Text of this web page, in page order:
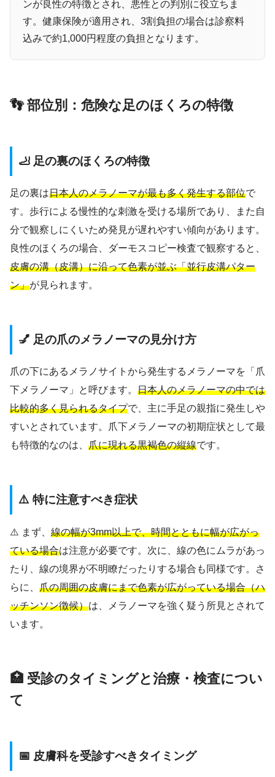
ンが良性の特徴とされ、悪性との判別に役立ちま
す。健康保険が適用され、3割負担の場合は診察料
込みで約1,000円程度の負担となります。
👣 部位別：危険な足のほくろの特徴
🦶 足の裏のほくろの特徴
足の裏は日本人のメラノーマが最も多く発生する部位で
す。歩行による慢性的な刺激を受ける場所であり、また自
分で観察しにくいため発見が遅れやすい傾向があります。
良性のほくろの場合、ダーモスコピー検査で観察すると、
皮膚の溝（皮溝）に沿って色素が並ぶ「並行皮溝パター
ン」が見られます。
💅 足の爪のメラノーマの見分け方
爪の下にあるメラノサイトから発生するメラノーマを「爪
下メラノーマ」と呼びます。 日本人のメラノーマの中では
比較的多く見られるタイプで、主に手足の親指に発生しや
すいとされています。爪下メラノーマの初期症状として最
も特徴的なのは、 爪に現れる黒褐色の縦線です。
⚠️ 特に注意すべき症状
⚠️ まず、 線の幅が3mm以上で、時間とともに幅が広がっ
ている場合は注意が必要です。次に、線の色にムラがあっ
たり、線の境界が不明瞭だったりする場合も同様です。さ
らに、 爪の周囲の皮膚にまで色素が広がっている場合（ハ
ッチンソン徴候）は、メラノーマを強く疑う所見とされて
います。
🏥 受診のタイミングと治療・検査につい
て
📅 皮膚科を受診すべきタイミング